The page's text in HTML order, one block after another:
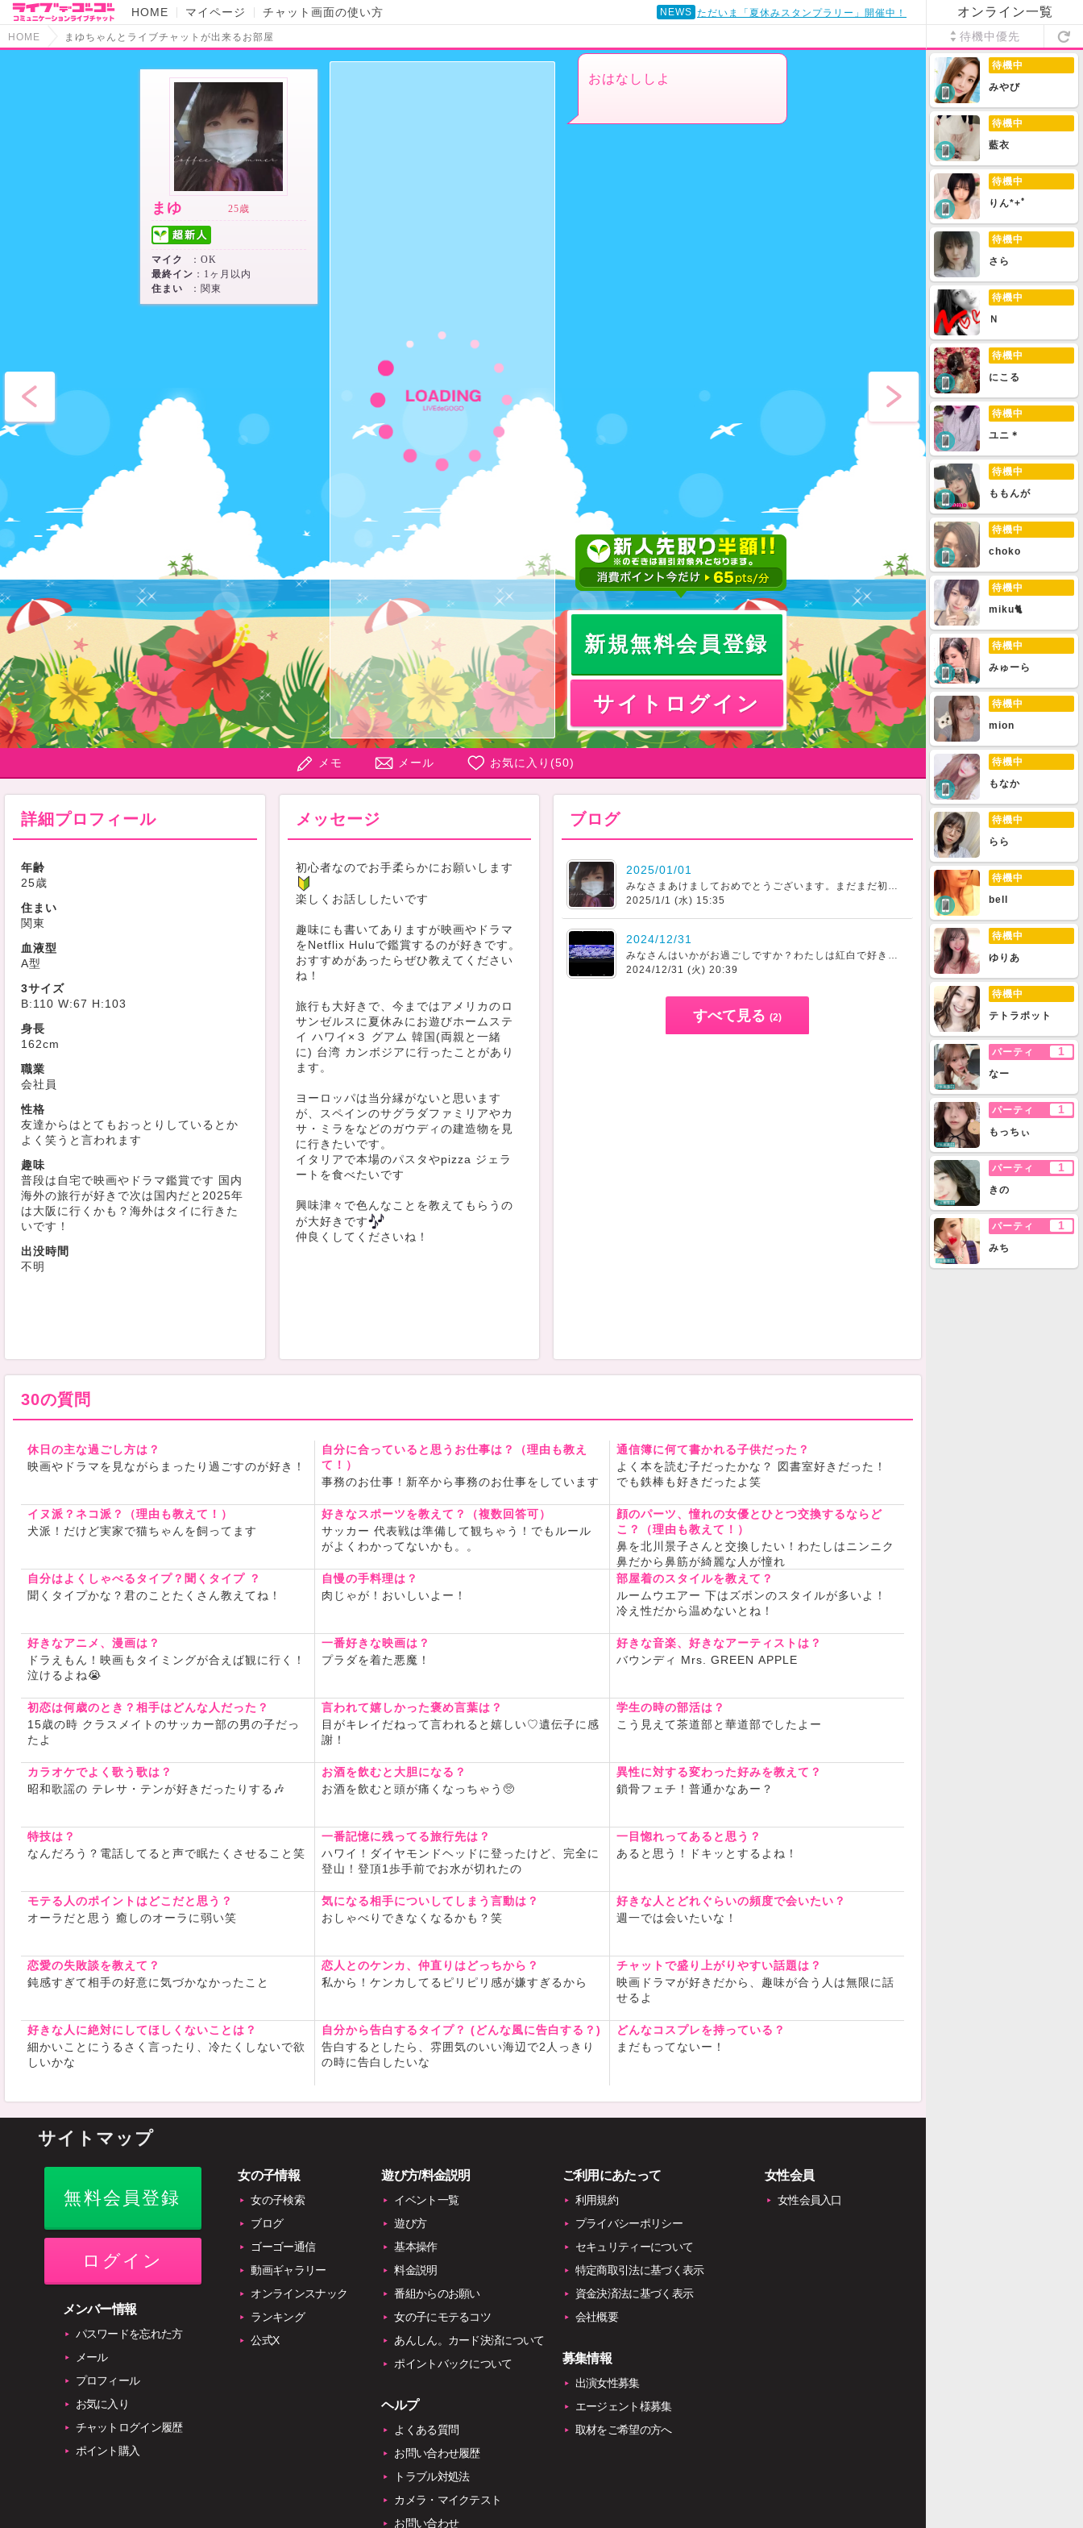
HOME マイページ チャット画面の使い方 NEWS ただいま「夏休みスタンプラリー」開催中！
HOME まゆちゃんとライブチャットが出来るお部屋
まゆ 25歳
マイク
：OK
最終イン ：1ヶ月以内
住まい
：関東
おはなししよ
新規無料会員登録
サイトログイン
メモ メール お気に入り(50)
詳細プロフィール
年齢
25歳
住まい
関東
血液型
A型
3サイズ
B:110 W:67 H:103
身長
162cm
職業
会社員
性格
友達からはとてもおっとりしているとか
よく笑うと言われます
趣味
普段は自宅で映画やドラマ鑑賞です 国内
海外の旅行が好きで次は国内だと2025年
は大阪に行くかも？海外はタイに行きた
いです！
出没時間
不明
メッセージ
初心者なのでお手柔らかにお願いします
楽しくお話ししたいです
趣味にも書いてありますが映画やドラマ
をNetflix Huluで鑑賞するのが好きです。
おすすめがあったらぜひ教えてください
ね！
旅行も大好きで、今まではアメリカのロ
サンゼルスに夏休みにお遊びホームステ
イ ハワイ×３ グアム 韓国(両親と一緒
に) 台湾 カンボジアに行ったことがあり
ます。
ヨーロッパは当分縁がないと思います
が、スペインのサグラダファミリアやカ
サ・ミラをなどのガウディの建造物を見
に行きたいです。
イタリアで本場のパスタやpizza ジェラ
ートを食べたいです
興味津々で色んなことを教えてもらうの
が大好きです
仲良くしてくださいね！
ブログ
2025/01/01
みなさまあけましておめでとうございます。まだまだ初心者で不慣れですがよろしくお願いいたします。?楽しいことが多い1年になりますように！
2025/1/1 (水) 15:35
2024/12/31
みなさんはいかがお過ごしですか？わたしは紅白で好きなアーティストの出番を待ってます
2024/12/31 (火) 20:39
すべて見る (2)
30の質問
休日の主な過ごし方は？
映画やドラマを見ながらまったり過ごすのが好き！
自分に合っていると思うお仕事は？（理由も教え
て！）
事務のお仕事！新卒から事務のお仕事をしています
通信簿に何て書かれる子供だった？
よく本を読む子だったかな？ 図書室好きだった！
でも鉄棒も好きだったよ笑
イヌ派？ネコ派？（理由も教えて！）
犬派！だけど実家で猫ちゃんを飼ってます
好きなスポーツを教えて？（複数回答可）
サッカー 代表戦は準備して観ちゃう！でもルール
がよくわかってないかも。。
顔のパーツ、憧れの女優とひとつ交換するならど
こ？（理由も教えて！）
鼻を北川景子さんと交換したい！わたしはニンニク
鼻だから鼻筋が綺麗な人が憧れ
自分はよくしゃべるタイプ？聞くタイプ ？
聞くタイプかな？君のことたくさん教えてね！
自慢の手料理は？
肉じゃが！おいしいよー！
部屋着のスタイルを教えて？
ルームウエアー 下はズボンのスタイルが多いよ！
冷え性だから温めないとね！
好きなアニメ、漫画は？
ドラえもん！映画もタイミングが合えば観に行く！
泣けるよね😭
一番好きな映画は？
プラダを着た悪魔！
好きな音楽、好きなアーティストは？
バウンディ Mrs. GREEN APPLE
初恋は何歳のとき？相手はどんな人だった？
15歳の時 クラスメイトのサッカー部の男の子だっ
たよ
言われて嬉しかった褒め言葉は？
目がキレイだねって言われると嬉しい♡遺伝子に感
謝！
学生の時の部活は？
こう見えて茶道部と華道部でしたよー
カラオケでよく歌う歌は？
昭和歌謡の テレサ・テンが好きだったりする🎶
お酒を飲むと大胆になる？
お酒を飲むと頭が痛くなっちゃう🥺
異性に対する変わった好みを教えて？
鎖骨フェチ！普通かなあー？
特技は？
なんだろう？電話してると声で眠たくさせること笑
一番記憶に残ってる旅行先は？
ハワイ！ダイヤモンドヘッドに登ったけど、完全に
登山！登頂1歩手前でお水が切れたの
一目惚れってあると思う？
あると思う！ドキッとするよね！
モテる人のポイントはどこだと思う？
オーラだと思う 癒しのオーラに弱い笑
気になる相手についしてしまう言動は？
おしゃべりできなくなるかも？笑
好きな人とどれぐらいの頻度で会いたい？
週一では会いたいな！
恋愛の失敗談を教えて？
鈍感すぎて相手の好意に気づかなかったこと
恋人とのケンカ、仲直りはどっちから？
私から！ケンカしてるピリピリ感が嫌すぎるから
チャットで盛り上がりやすい話題は？
映画ドラマが好きだから、趣味が合う人は無限に話
せるよ
好きな人に絶対にしてほしくないことは？
細かいことにうるさく言ったり、冷たくしないで欲
しいかな
自分から告白するタイプ？ (どんな風に告白する？)
告白するとしたら、雰囲気のいい海辺で2人っきり
の時に告白したいな
どんなコスプレを持っている？
まだもってないー！
サイトマップ
無料会員登録
ログイン
メンバー情報
パスワードを忘れた方
メール
プロフィール
お気に入り
チャットログイン履歴
ポイント購入
女の子情報
女の子検索
ブログ
ゴーゴー通信
動画ギャラリー
オンラインスナック
ランキング
公式X
遊び方/料金説明
イベント一覧
遊び方
基本操作
料金説明
番組からのお願い
女の子にモテるコツ
あんしん。カード決済について
ポイントバックについて
ヘルプ
よくある質問
お問い合わせ履歴
トラブル対処法
カメラ・マイクテスト
お問い合わせ
ご利用にあたって
利用規約
プライバシーポリシー
セキュリティーについて
特定商取引法に基づく表示
資金決済法に基づく表示
会社概要
募集情報
出演女性募集
エージェント様募集
取材をご希望の方へ
女性会員
女性会員入口
オンライン一覧
待機中優先
待機中
みやび
待機中
藍衣
待機中
りん*+ﾟ
待機中
さら
待機中
Ｎ
待機中
にこる
待機中
ユニ＊
待機中
ももんが
待機中
choko
待機中
miku🐈
待機中
みゅーら
待機中
mion
待機中
もなか
待機中
らら
待機中
bell
待機中
ゆりあ
待機中
テトラポット
パーティ 1
なー
パーティ 1
もっちぃ
パーティ 1
きの
パーティ 1
みち